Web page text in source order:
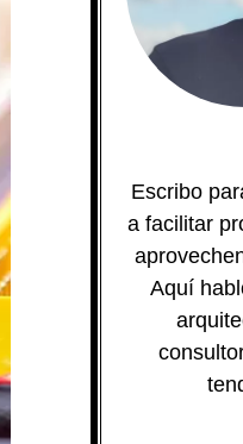
Escribo
a facilitar
Aquí